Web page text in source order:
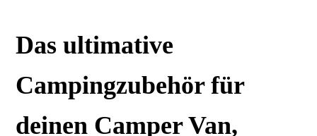
Das ultimative
Campingzubehör für
deinen Camper Van,